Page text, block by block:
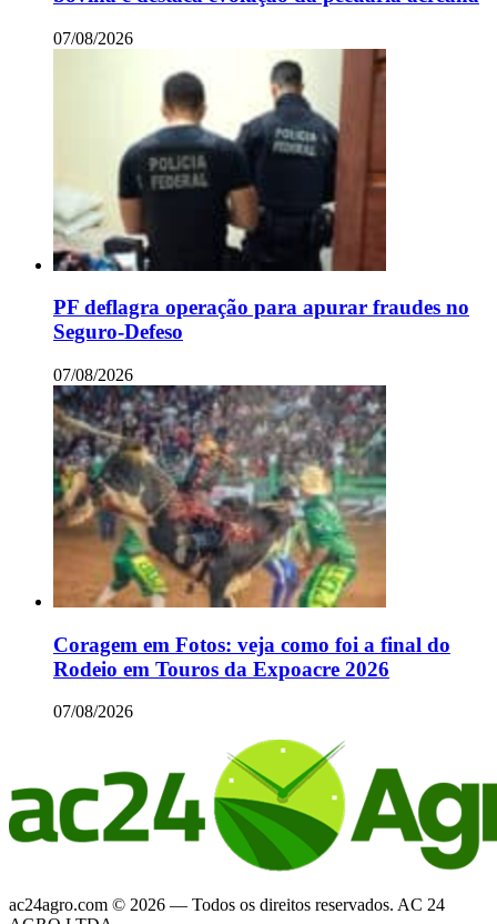
07/08/2026
PF deflagra operação para apurar fraudes no
Seguro-Defeso
07/08/2026
Coragem em Fotos: veja como foi a final do
Rodeio em Touros da Expoacre 2026
07/08/2026
ac24agro.com © 2026 — Todos os direitos reservados. AC 24